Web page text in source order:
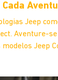
Jeep
Aventure-
Jeep